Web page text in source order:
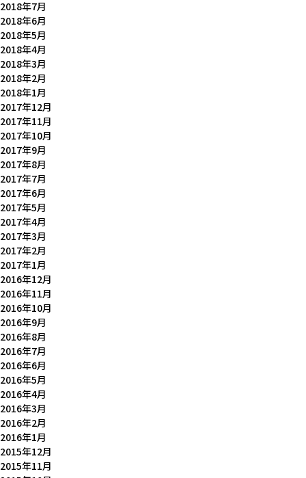
2018年7月
2018年6月
2018年5月
2018年4月
2018年3月
2018年2月
2018年1月
2017年12月
2017年11月
2017年10月
2017年9月
2017年8月
2017年7月
2017年6月
2017年5月
2017年4月
2017年3月
2017年2月
2017年1月
2016年12月
2016年11月
2016年10月
2016年9月
2016年8月
2016年7月
2016年6月
2016年5月
2016年4月
2016年3月
2016年2月
2016年1月
2015年12月
2015年11月